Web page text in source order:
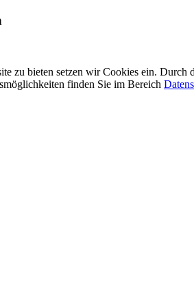
zu bieten setzen wir Cookies ein.
finden Sie im Bereich